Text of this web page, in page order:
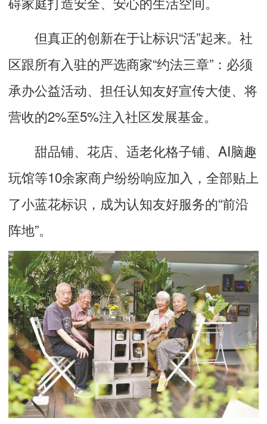
但真正的创新在于让标识“活”起来。社
区跟所有入驻的严选商家“约法三章”：必须
承办公益活动、担任认知友好宣传大使、将
营收的2%至5%注入社区发展基金。
甜品铺、花店、适老化格子铺、AI脑趣
玩馆等10余家商户纷纷响应加入，全部贴上
了小蓝花标识，成为认知友好服务的“前沿
阵地”。